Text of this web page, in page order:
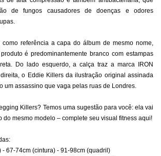
de fungos causadores de doenças e odores
referência a capa do álbum de mesmo nome,
é predominantemente branco com estampas
Do lado esquerdo, a calça traz a marca IRON
o Eddie Killers da ilustração original assinada
um assassino que vaga pelas ruas de Londres.
Killers? Temos uma sugestão para você: ela vai
do mesmo modelo – complete seu visual fitness aqui!
- 67-74cm (cintura) - 91-98cm (quadril)